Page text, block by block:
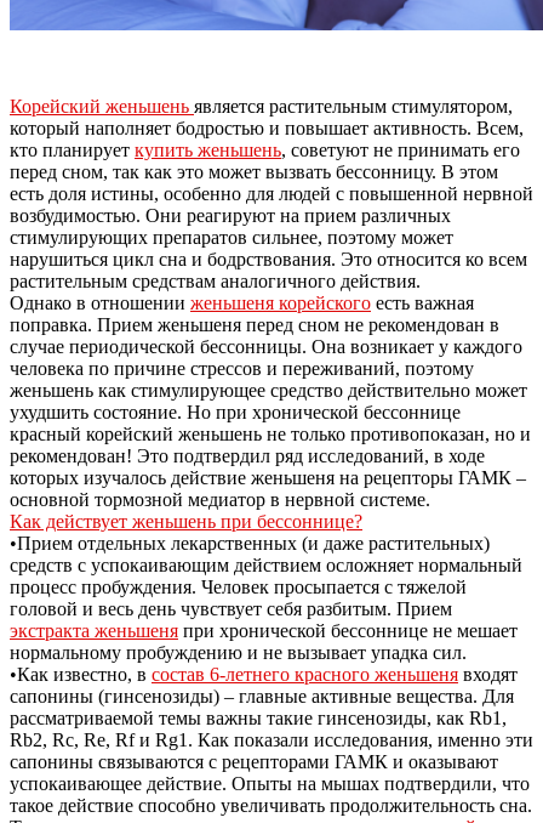
Корейский женьшень является растительным стимулятором,
который наполняет бодростью и повышает активность. Всем,
кто планирует купить женьшень, советуют не принимать его
перед сном, так как это может вызвать бессонницу. В этом
есть доля истины, особенно для людей с повышенной нервной
возбудимостью. Они реагируют на прием различных
стимулирующих препаратов сильнее, поэтому может
нарушиться цикл сна и бодрствования. Это относится ко всем
растительным средствам аналогичного действия.
Однако в отношении женьшеня корейского есть важная
поправка. Прием женьшеня перед сном не рекомендован в
случае периодической бессонницы. Она возникает у каждого
человека по причине стрессов и переживаний, поэтому
женьшень как стимулирующее средство действительно может
ухудшить состояние. Но при хронической бессоннице
красный корейский женьшень не только противопоказан, но и
рекомендован! Это подтвердил ряд исследований, в ходе
которых изучалось действие женьшеня на рецепторы ГАМК –
основной тормозной медиатор в нервной системе.
Как действует женьшень при бессоннице?
•Прием отдельных лекарственных (и даже растительных)
средств с успокаивающим действием осложняет нормальный
процесс пробуждения. Человек просыпается с тяжелой
головой и весь день чувствует себя разбитым. Прием
экстракта женьшеня при хронической бессоннице не мешает
нормальному пробуждению и не вызывает упадка сил.
•Как известно, в состав 6-летнего красного женьшеня входят
сапонины (гинсенозиды) – главные активные вещества. Для
рассматриваемой темы важны такие гинсенозиды, как Rb1,
Rb2, Rc, Re, Rf и Rg1. Как показали исследования, именно эти
сапонины связываются с рецепторами ГАМК и оказывают
успокаивающее действие. Опыты на мышах подтвердили, что
такое действие способно увеличивать продолжительность сна.